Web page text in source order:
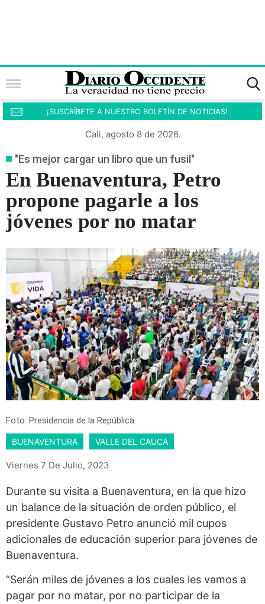
¡SUSCRÍBETE A NUESTRO BOLETÍN DE NOTICIAS!
Cali, agosto 8 de 2026.
"Es mejor cargar un libro que un fusil"
En Buenaventura, Petro
propone pagarle a los
jóvenes por no matar
Foto: Presidencia de la República
BUENAVENTURA VALLE DEL CAUCA
Viernes 7 De Julio, 2023
Durante su visita a Buenaventura, en la que hizo
un balance de la situación de orden público, el
presidente Gustavo Petro anunció mil cupos
adicionales de educación superior para jóvenes de
Buenaventura.
“Serán miles de jóvenes a los cuales les vamos a
pagar por no matar, por no participar de la